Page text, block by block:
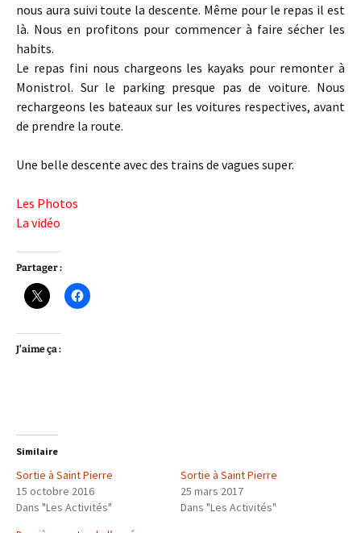
nous aura suivi toute la descente. Même pour le repas il est
là. Nous en profitons pour commencer à faire sécher les
habits.
Le repas fini nous chargeons les kayaks pour remonter à
Monistrol. Sur le parking presque pas de voiture. Nous
rechargeons les bateaux sur les voitures respectives, avant
de prendre la route.
Une belle descente avec des trains de vagues super.
Les Photos
La vidéo
Partager :
J’aime ça :
Similaire
Sortie à Saint Pierre
15 octobre 2016
Dans "Les Activités"
Sortie à Saint Pierre
25 mars 2017
Dans "Les Activités"